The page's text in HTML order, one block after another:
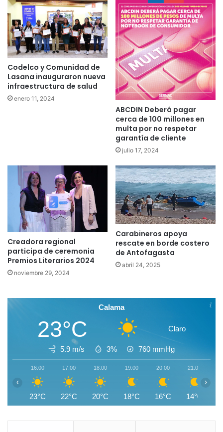
Codelco y Comunidad de
Lasana inauguraron nueva
infraestructura de salud
enero 11, 2024
ABCDIN Deberá pagar
cerca de 100 millones en
multa por no respetar
garantía de cliente
julio 17, 2024
Creadora regional
participa de ceremonia
Premios Literarios 2024
noviembre 29, 2024
Carabineros apoya
rescate en borde costero
de Antofagasta
abril 24, 2025
Calama
23°C Claro
5.9 m/s 3% 760 mmHg
16:00
23°C
17:00
22°C
18:00
20°C
19:00
18°C
20:00
16°C
21:00
14°C
‹ ›